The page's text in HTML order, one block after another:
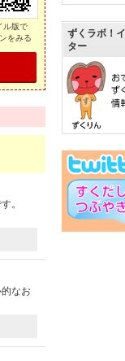
ル版で
をみる
。
なお
ずくラボ！
ター